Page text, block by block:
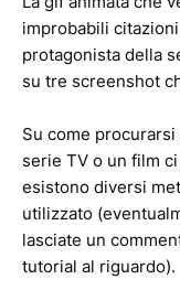
improbabili
protagonista della
su tre screenshot
Su come
serie TV o un film
esistono diversi
utilizzato
lasciate un
tutorial al riguardo).